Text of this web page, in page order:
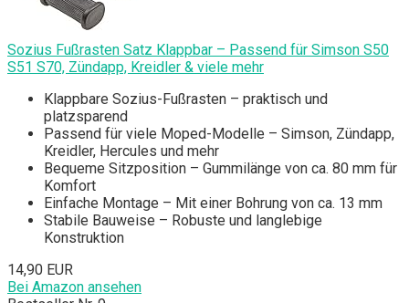
Sozius Fußrasten Satz Klappbar – Passend für Simson S50
S51 S70, Zündapp, Kreidler & viele mehr
Klappbare Sozius-Fußrasten – praktisch und
platzsparend
Passend für viele Moped-Modelle – Simson, Zündapp,
Kreidler, Hercules und mehr
Bequeme Sitzposition – Gummilänge von ca. 80 mm für
Komfort
Einfache Montage – Mit einer Bohrung von ca. 13 mm
Stabile Bauweise – Robuste und langlebige
Konstruktion
14,90 EUR
Bei Amazon ansehen